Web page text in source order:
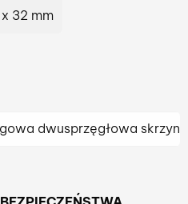
32 mm
dwusprzęgłowa